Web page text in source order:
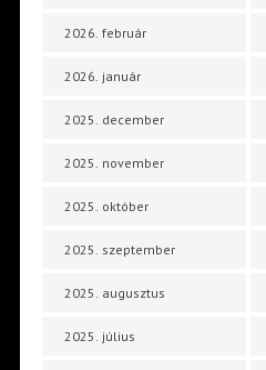
2026. február
2026. január
2025. december
2025. november
2025. október
2025. szeptember
2025. augusztus
2025. július